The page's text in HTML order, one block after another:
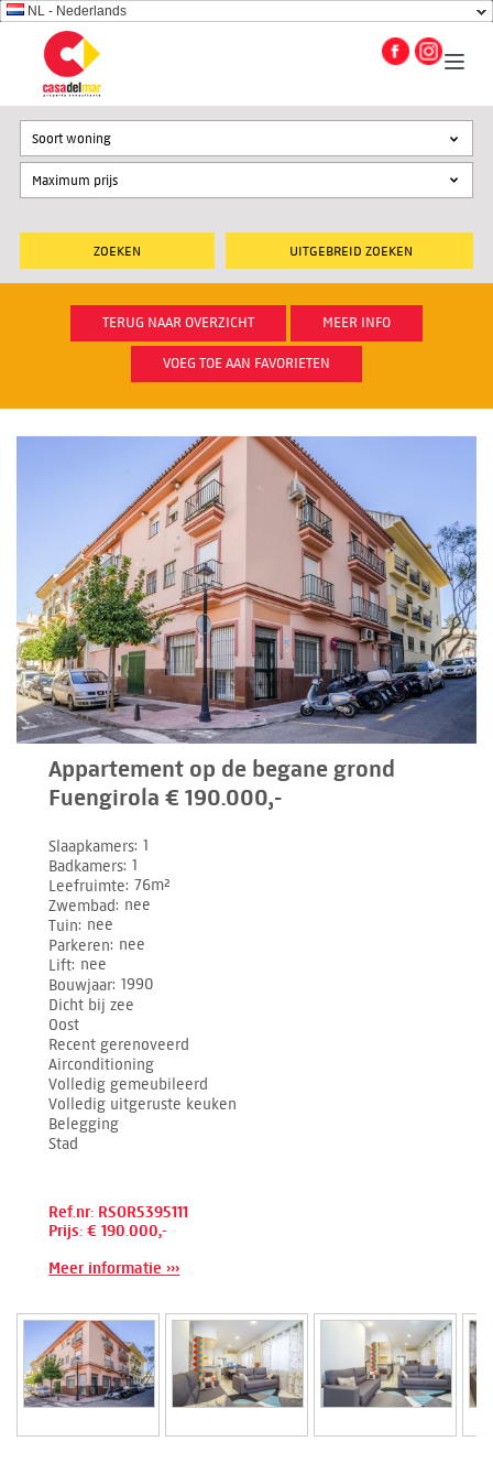
NL - Nederlands
UITGEBREID ZOEKEN
Soort woning
TERUG NAAR OVERZICHT MEER INFO
VOEG TOE AAN FAVORIETEN
Appartement op de begane grond
Fuengirola € 190.000,-
Slaapkamers 1
Badkamers 1
Leefruimte 76m²
Zwembad nee
Tuin nee
Parkeren nee
Lift nee
Bouwjaar 1990
Dicht bij zee
Oost
Recent gerenoveerd
Airconditioning
Volledig gemeubileerd
Volledig uitgeruste keuken
Belegging
Stad
Ref.nr: RSOR5395111
Prijs: € 190.000,-
Meer informatie ›››